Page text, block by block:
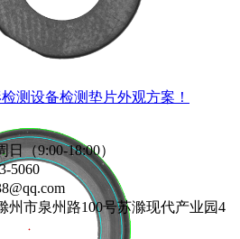
测设备检测垫片外观方案！
（9:00-18:00）
5060
州市泉州路100号苏滁现代产业园4